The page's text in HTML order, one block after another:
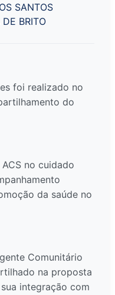
SANTOS
DE BRITO
foi realizado no
do
no cuidado
da saúde no
Comunitário
na proposta
integração com